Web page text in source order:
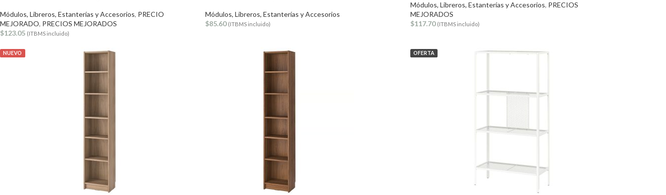
Módulos, Libreros, Estanterías y Accesorios, PRECIO
MEJORADO, PRECIOS MEJORADOS
$123.05 (ITBMS incluido)
Módulos, Libreros, Estanterías y Accesorios
$85.60 (ITBMS incluido)
Módulos, Libreros, Estanterías y Accesorios, PRECIOS
MEJORADOS
$117.70 (ITBMS incluido)
NUEVO OFERTA